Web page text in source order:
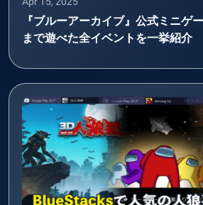
『ブルーアーカイブ』公式ミニゲ
まで遊べた全イベントを一挙紹介